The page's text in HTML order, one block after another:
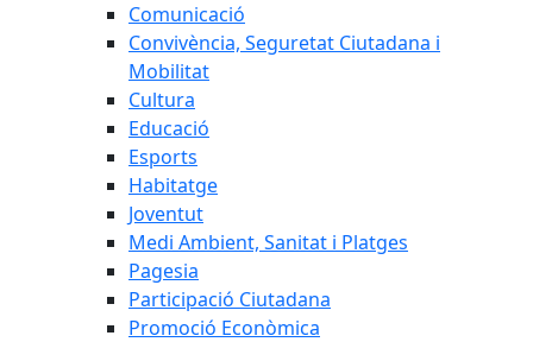
Comunicació
Convivència, Seguretat Ciutadana i
Mobilitat
Cultura
Educació
Esports
Habitatge
Joventut
Medi Ambient, Sanitat i Platges
Pagesia
Participació Ciutadana
Promoció Econòmica